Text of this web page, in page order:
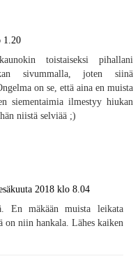
1.20
toistaiseksi pihallani
sivummalla, joten siinä
on se, että aina en muista
siementaimia ilmestyy hiukan
niistä selviää ;)
2018 klo 8.04
En mäkään muista leikata
niin hankala. Lähes kaiken